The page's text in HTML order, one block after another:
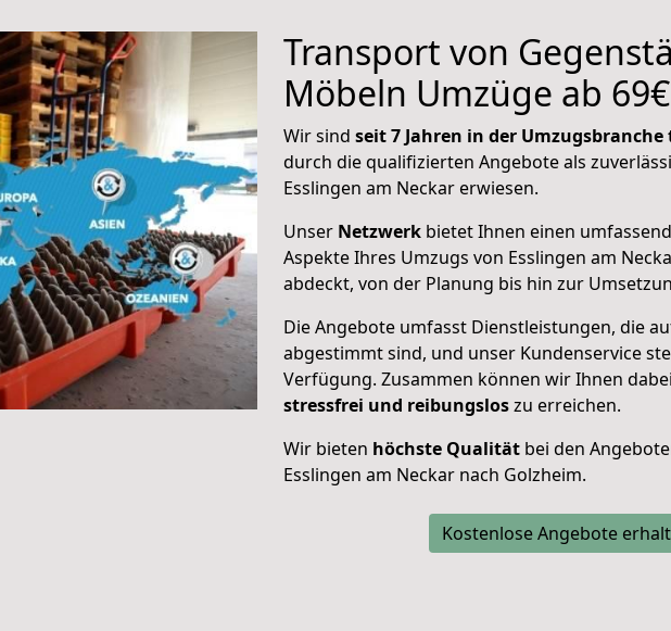
Transport von
Möbeln Umzüge ab 69€
Wir sind seit 7 Jahren in der
durch die qualifizierten Angebote als
Esslingen am Neckar erwiesen.
Unser Netzwerk bietet Ihnen einen
Aspekte Ihres Umzugs von Esslingen am
abdeckt, von der Planung bis hin zur
Die Angebote umfasst Dienstleistungen, die
abgestimmt sind, und unser Kundenservice
Verfügung. Zusammen können wir Ihnen
stressfrei und reibungsloszu erreichen.
Wir bieten höchste Qualität bei den
Esslingen am Neckar nach Golzheim.
Kostenlose Angebote